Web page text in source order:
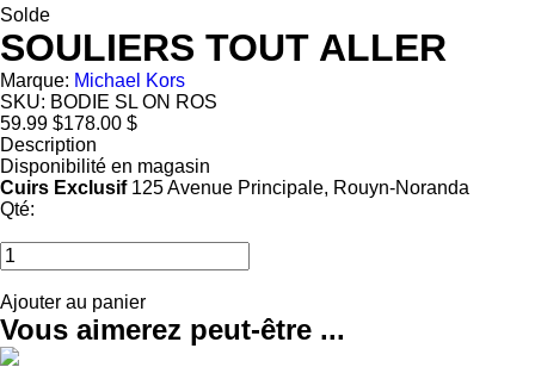
Solde
SOULIERS TOUT ALLER
Marque: Michael Kors
SKU: BODIE SL ON ROS
59.99 $178.00 $
Description
Disponibilité en magasin
Cuirs Exclusif 125 Avenue Principale, Rouyn-Noranda
Qté:
Ajouter au panier
Vous aimerez peut-être ...